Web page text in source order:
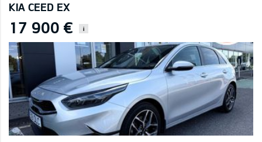
KIA CEED EX
17 900 € i